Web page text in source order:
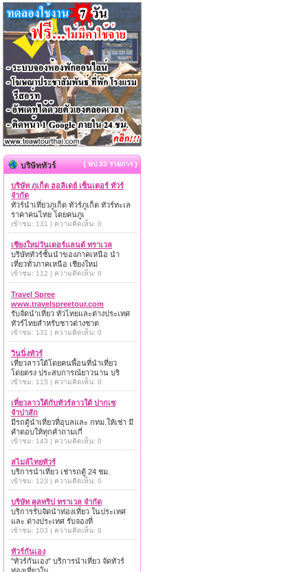
บริษัททัวร์ { พบ 33 รายการ }
บริษัท ภูเก็ต ฮอลิเดย์ เซ็นเตอร์ ทัวร์
จำกัด
ทัวร์นำเที่ยวภูเก็ต ทัวร์ภูเก็ต ทัวร์ทะเล
ราคาคนไทย โดยคนภูเ
เข้าชม: 131 | ความคิดเห็น: 0
เชียงใหม่วันเดอร์แลนด์ ทราเวล
บริษัททัวร์ชั้นนำของภาคเหนือ นำ
เที่ยวทั่วภาคเหนือ เชียงใหม่
เข้าชม: 112 | ความคิดเห็น: 0
Travel Spree
www.travelspreetour.com
รับจัดนำเที่ยว ทั่วไทยและต่างประเทศ
ทัวร์ไทยสำหรับชาวต่างชาต
เข้าชม: 131 | ความคิดเห็น: 0
วินนิ่งทัวร์
เที่ยวลาวใต้โดยคนพื้อนที่นำเที่ยว
โดยตรง ประสบการณ์ยาวนาน บริ
เข้าชม: 115 | ความคิดเห็น: 0
เที่ยวลาวใต้กับทัวร์ลาวใต้ ปากเซ
จำปาสัก
มีรถตู้นำเที่ยวที่อุบลและ กทม.ให้เช่า มี
คำตอบให้ทุกคำถามเกี่
เข้าชม: 143 | ความคิดเห็น: 0
สไมล์ไทยทัวร์
บริการนำเที่ยว เช่ารถตู้ 24 ชม.
เข้าชม: 123 | ความคิดเห็น: 0
บริษัท คูลทริป ทราเวล จำกัด
บริการรับจัดนำท่องเที่ยว ในประเทศ
และ ต่างประเทศ รับจองที่
เข้าชม: 103 | ความคิดเห็น: 0
ทัวร์กันเอง
"ทัวร์กันเอง" บริการนำเที่ยว จัดทัวร์